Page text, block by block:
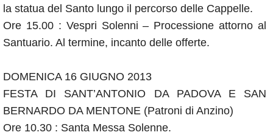
la statua del Santo lungo il percorso delle Cappelle.
Ore 15.00 : Vespri Solenni – Processione attorno al
Santuario. Al termine, incanto delle offerte.
DOMENICA 16 GIUGNO 2013
FESTA DI SANT’ANTONIO DA PADOVA E SAN
BERNARDO DA MENTONE (Patroni di Anzino)
Ore 10.30 : Santa Messa Solenne.